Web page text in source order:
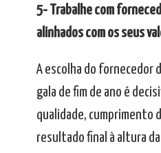
5- Trabalhe com
alinhados com os seus
A escolha do fornecedor
gala de fim de ano é
qualidade, cumprimento
resultado final à altura